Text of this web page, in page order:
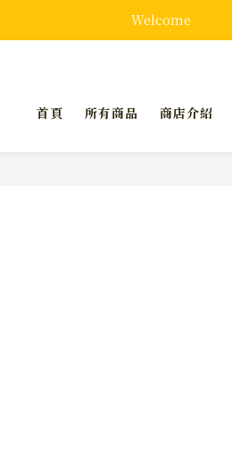
Welcome
首頁 所有商品 商店介紹